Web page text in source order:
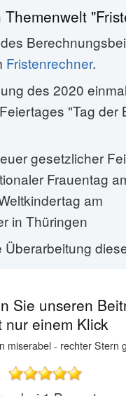
Fristenrechner.
des 2020
"Tag der
gesetzlicher
Frauentag
am
in Thüringen
Überarbeitung
Sie unseren
nur einem Klick
miserabel - rechter Stern